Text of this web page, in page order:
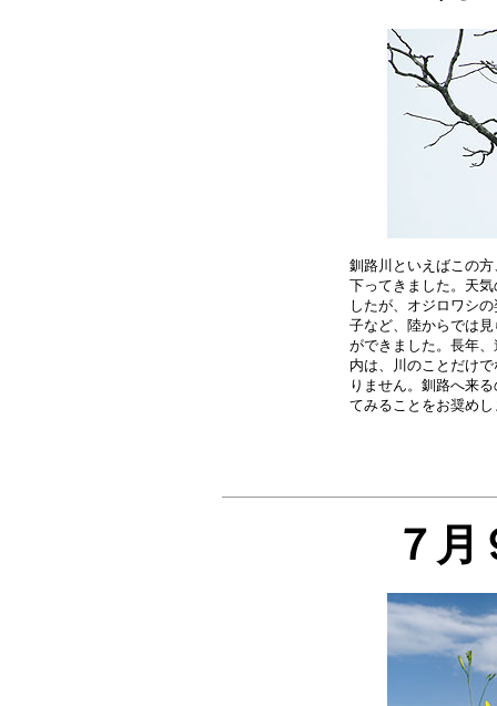
釧路川といえばこの方
下ってきました。天
したが、オジロワシ
子など、陸からでは
ができました。長年
内は、川のことだけ
りません。釧路へ来
７